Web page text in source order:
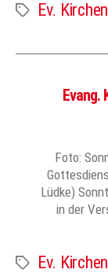
Schlagwörter
Ev.
Evang.
Foto:
Lüdke)
in der
Schlagwörter
Ev.